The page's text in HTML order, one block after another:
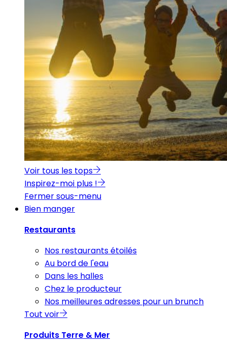
Voir tous les tops
Inspirez-moi plus !
Fermer sous-menu
Bien manger
Restaurants
Nos restaurants étoilés
Au bord de l'eau
Dans les halles
Chez le producteur
Nos meilleures adresses pour un brunch
Tout voir
Produits Terre & Mer